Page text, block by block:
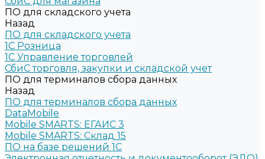
ПО для складского учета
Назад
ПО для складского учета
1C Розница
1С Управление торговлей
СбиС торговля, закупки и складской учет
ПО для терминалов сбора данных
Назад
ПО для терминалов сбора данных
DataMobile
Mobile SMARTS: ЕГАИС 3
Mobile SMARTS: Склад 15
ПО на базе решений 1С